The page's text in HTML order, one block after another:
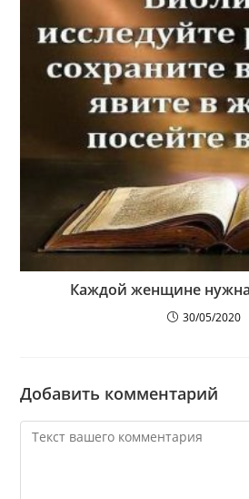
Каждой женщине
30/05/2020
Добавить комментарий